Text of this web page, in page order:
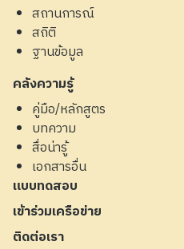
สถานการณ์
สถิติ
ฐานข้อมูล
คลังความรู้
คู่มือ/หลักสูตร
บทความ
สื่อน่ารู้
เอกสารอื่น
แบบทดสอบ
เข้าร่วมเครือข่าย
ติดต่อเรา